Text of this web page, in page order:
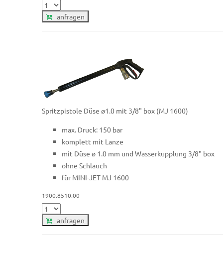
anfragen
Spritzpistole Düse ø1.0 mit 3/8" box (MJ 1600)
max. Druck: 150 bar
komplett mit Lanze
mit Düse ø 1.0 mm und Wasserkupplung 3/8" box
ohne Schlauch
für MINI-JET MJ 1600
1900.8510.00
anfragen